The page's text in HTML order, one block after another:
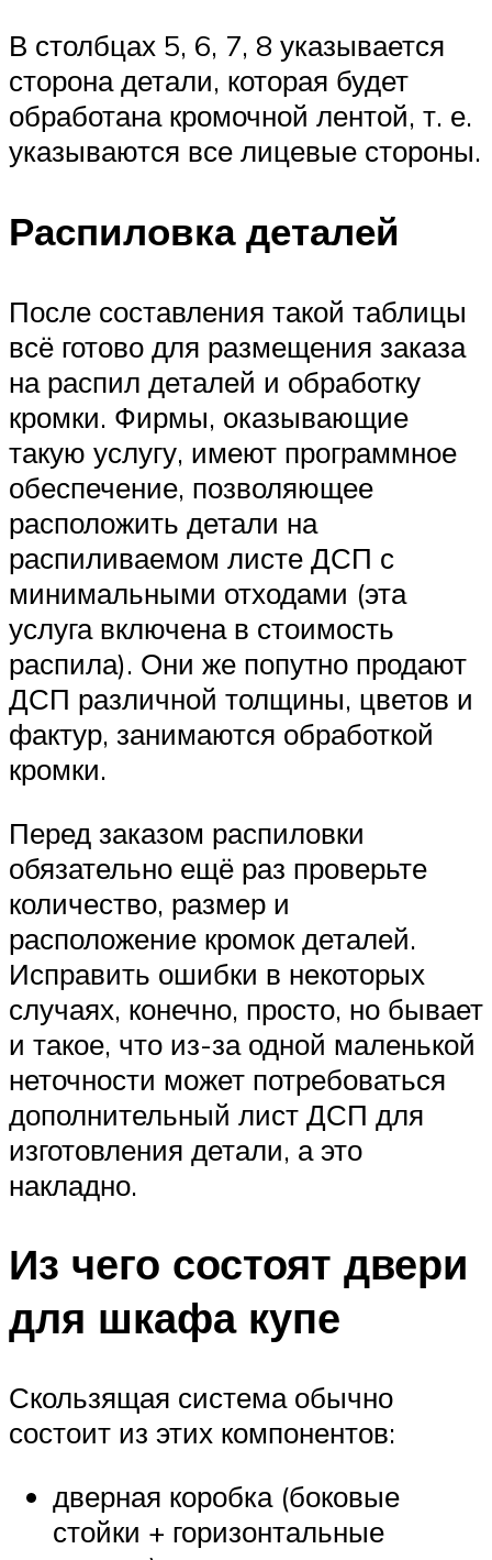
В столбцах 5, 6, 7, 8 указывается
сторона детали, которая будет
обработана кромочной лентой, т. е.
указываются все лицевые стороны.
Распиловка деталей
После составления такой таблицы
всё готово для размещения заказа
на распил деталей и обработку
кромки. Фирмы, оказывающие
такую услугу, имеют программное
обеспечение, позволяющее
расположить детали на
распиливаемом листе ДСП с
минимальными отходами (эта
услуга включена в стоимость
распила). Они же попутно продают
ДСП различной толщины, цветов и
фактур, занимаются обработкой
кромки.
Перед заказом распиловки
обязательно ещё раз проверьте
количество, размер и
расположение кромок деталей.
Исправить ошибки в некоторых
случаях, конечно, просто, но бывает
и такое, что из-за одной маленькой
неточности может потребоваться
дополнительный лист ДСП для
изготовления детали, а это
накладно.
Из чего состоят двери
для шкафа купе
Скользящая система обычно
состоит из этих компонентов:
дверная коробка (боковые
стойки + горизонтальные